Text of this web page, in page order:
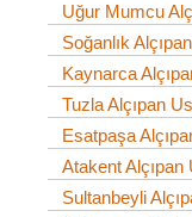
Uğur Mumcu
Soğanlık
Kaynarca
Tuzla Alçıpan
Esatpaşa
Atakent Alçıpan
Sultanbeyli